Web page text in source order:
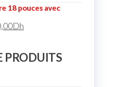
18 pouces avec
Dh
PRODUITS